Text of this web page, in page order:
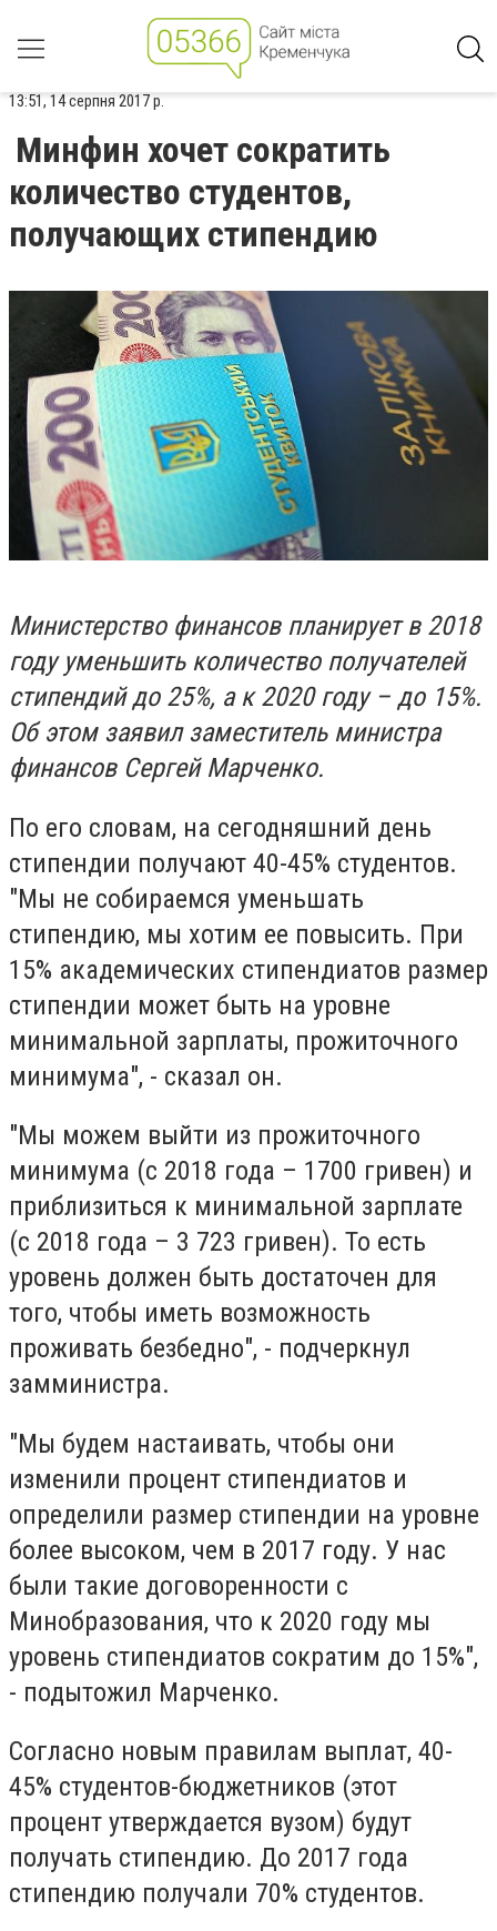
13:51, 14 серпня 2017 р.
Минфин хочет сократить
количество студентов,
получающих стипендию
Министерство финансов планирует в 2018
году уменьшить количество получателей
стипендий до 25%, а к 2020 году – до 15%.
Об этом заявил заместитель министра
финансов Сергей Марченко.
По его словам, на сегодняшний день
стипендии получают 40-45% студентов.
"Мы не собираемся уменьшать
стипендию, мы хотим ее повысить. При
15% академических стипендиатов размер
стипендии может быть на уровне
минимальной зарплаты, прожиточного
минимума", - сказал он.
"Мы можем выйти из прожиточного
минимума (с 2018 года – 1700 гривен) и
приблизиться к минимальной зарплате
(с 2018 года – 3 723 гривен). То есть
уровень должен быть достаточен для
того, чтобы иметь возможность
проживать безбедно", - подчеркнул
замминистра.
"Мы будем настаивать, чтобы они
изменили процент стипендиатов и
определили размер стипендии на уровне
более высоком, чем в 2017 году. У нас
были такие договоренности с
Минобразования, что к 2020 году мы
уровень стипендиатов сократим до 15%",
- подытожил Марченко.
Согласно новым правилам выплат, 40-
45% студентов-бюджетников (этот
процент утверждается вузом) будут
получать стипендию. До 2017 года
стипендию получали 70% студентов.